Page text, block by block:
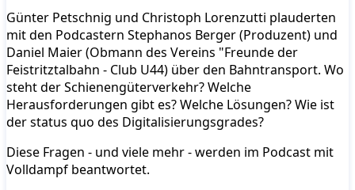
Günter Petschnig und Christoph Lorenzutti plauderten
mit den Podcastern Stephanos Berger (Produzent) und
Daniel Maier (Obmann des Vereins "Freunde der
Feistritztalbahn - Club U44) über den Bahntransport. Wo
steht der Schienengüterverkehr? Welche
Herausforderungen gibt es? Welche Lösungen? Wie ist
der status quo des Digitalisierungsgrades?
Diese Fragen - und viele mehr - werden im Podcast mit
Volldampf beantwortet.